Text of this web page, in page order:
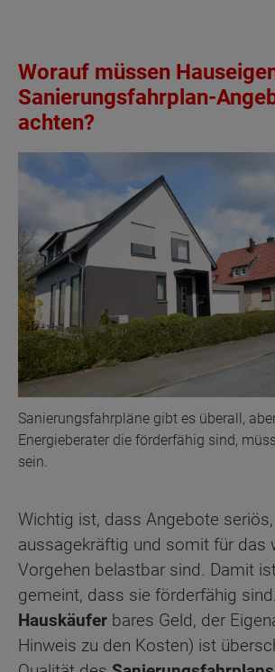
Worauf müssen
Sanierungsfahrplan-
achten?
Sanierungsfahrpläne gibt es überall,
Energieberater die förderfähig sind,
sein.
Wichtig ist, dass Angebote seriös,
aussagekräftig und somit für das
Vorgehen belastbar sind. Damit
gemeint, dass sie förderfähig
Hauskäufer bares Geld, der
Hinweis zu den Kosten) ist